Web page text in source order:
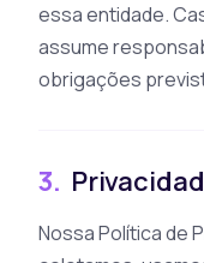
essa entidade.
assume
obrigações
3.
Nossa Política de